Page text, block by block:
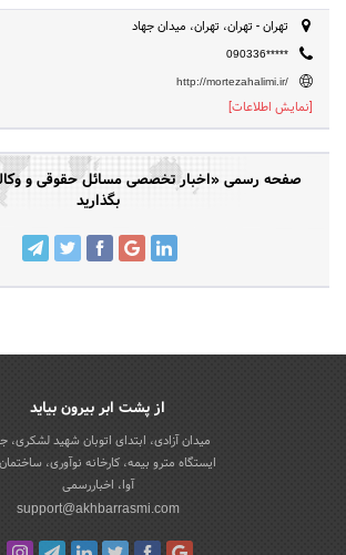
تهران - تهران، تهران، میدان جهاد
090336*****
http://mortezahalimi.ir/
[نمایش اطلاعات]
صفحه رسمی «اخبار تخصصی مسائل حقوقی و
بگذارید
از پشت ابر بیرون بیاید
میدان آزادی، ابتدای اتوبان شهید لشکری،
ایستگاه مترو بیمه، کارخانه نوآوری،
آوا، اخباررسمی
support@akhbarrasmi.com